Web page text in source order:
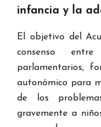
infancia y la
El objetivo del
consenso
parlamentarios,
autonómico para
de los
gravemente a